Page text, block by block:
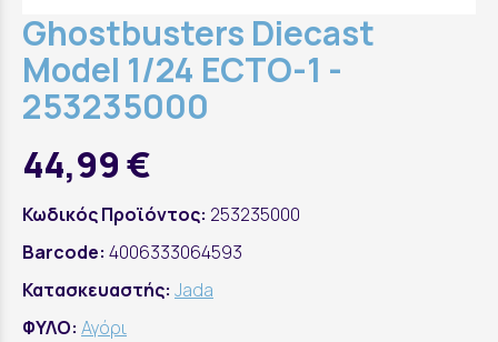
Ghostbusters Diecast
Model 1/24 ECTO-1 -
253235000
44,99 €
Κωδικός Προϊόντος: 253235000
Barcode: 4006333064593
Κατασκευαστής: Jada
ΦΥΛΟ: Αγόρι